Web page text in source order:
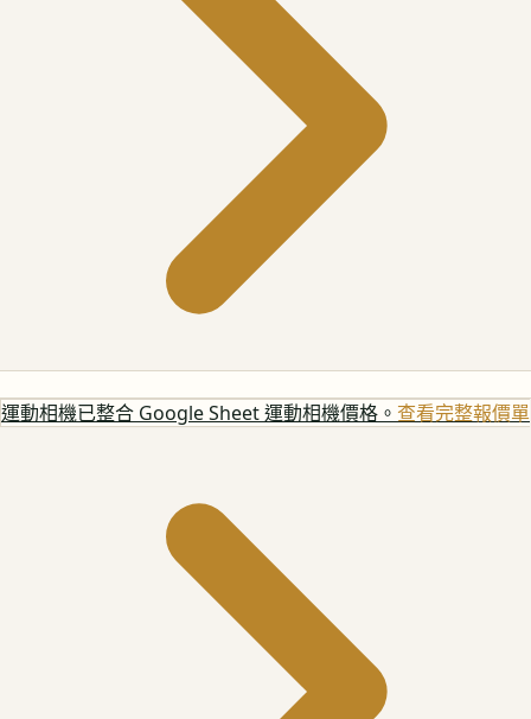
運動相機已整合 Google Sheet 運動相機價格。 查看完整報價單